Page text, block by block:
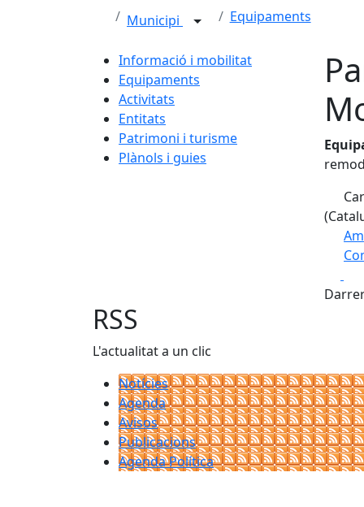
Municipi Equipaments
Informació i mobilitat
Equipaments
Activitats
Entitats
Patrimoni i turisme
Plànols i guies
+
RSS
L'actualitat a un clic
Notícies
Agenda
Avisos
Publicacions
Agenda Política